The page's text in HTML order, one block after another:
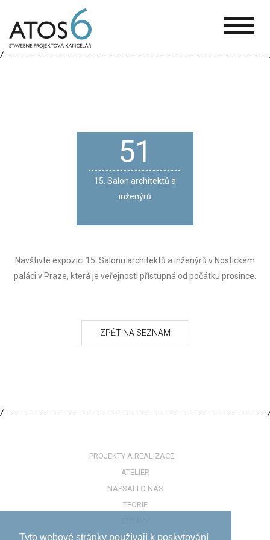
Tyto webové stránky používají k poskytování
6
51
15. Salon architektů a
inženýrů
Navštivte expozici 15. Salonu architektů a inženýrů v Nostickém
paláci v Praze, která je veřejnosti přístupná od počátku prosince.
PROJEKTY A REALIZACE
ATELIÉR
NAPSALI O NÁS
TEORIE
KONTAKTY